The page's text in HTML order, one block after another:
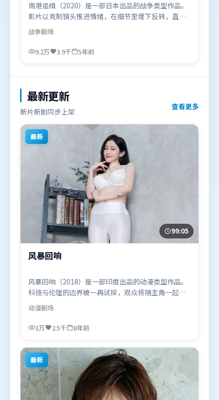
南港追缉（2020）是一部日本出品的战争类型作品。
影片以克制镜头推进情绪，在细节里埋下反转，直至
最后一刻才揭开谜底。群像刻画各有弧光，配角亦承
担叙事推进功能。由毕赣执导，堺雅人、马东锡、谭
卓，刘德华等联袂出演。影片于2020年11月17日（日
战争剧场
9.2万 3.9千 5年前
最新更新
新片新剧同步上架
查看更多
最新
99:05
风暴回响
风暴回响（2018）是一部印度出品的动漫类型作品。
科技与伦理的边界被一再试探，观众将随主角一起经
历道德震荡。类型元素被重新组合，既致敬经典也尝
试突破套路。由李安执导，廖凡、段奕宏、赵丽颖，
木村拓哉等联袂出演。影片于2018年3月1日（印度）
看。
动漫剧场
3万 2.5千 8年前
最新